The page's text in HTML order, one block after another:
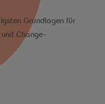
Grundlagen für
Change-